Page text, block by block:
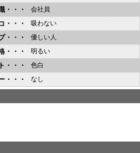
・・・ 会社員
・・・ 吸わない
・・・ 優しい人
・・・ 明るい
・・・ 色白
・・・ なし